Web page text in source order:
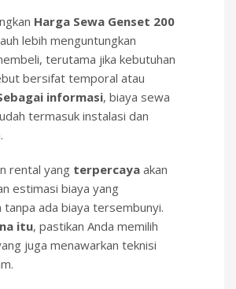
Harga Sewa Genset 200
lebih menguntungkan
terutama jika kebutuhan
bersifat temporal atau
informasi, biaya sewa
termasuk instalasi dan
rental yang terpercaya akan
estimasi biaya yang
ada biaya tersembunyi.
itu, pastikan Anda memilih
juga menawarkan teknisi